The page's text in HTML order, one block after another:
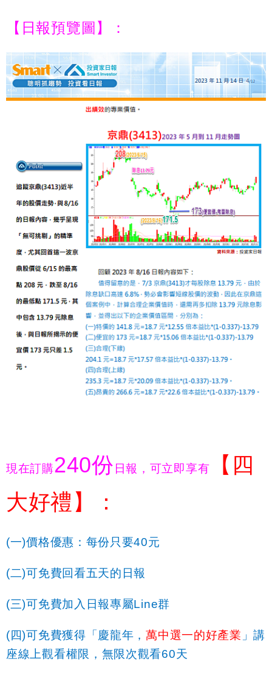
【日報預覽圖】：
現在訂購240份 日報，可立即享有
【四
大好禮】：
(一)價格優惠：每份只要40元
(二)可免費回看五天的日報
(三)可免費加入日報專屬Line群
(四)可免費獲得「 慶龍年，萬中選一的好產業 」講
座線上觀看權限，無限次觀看60天